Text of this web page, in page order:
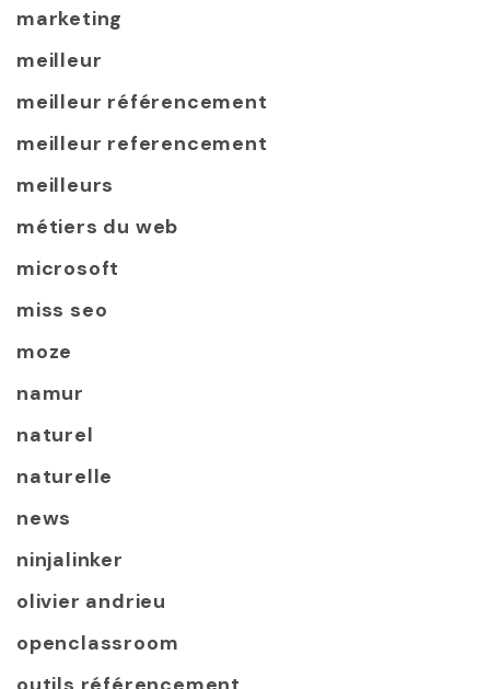
marketing
meilleur
meilleur référencement
meilleur referencement
meilleurs
métiers du web
microsoft
miss seo
moze
namur
naturel
naturelle
news
ninjalinker
olivier andrieu
openclassroom